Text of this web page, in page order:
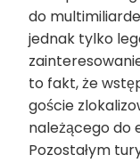
do
jednak tylko
to fakt, że
goście
należącego do
Pozostałym